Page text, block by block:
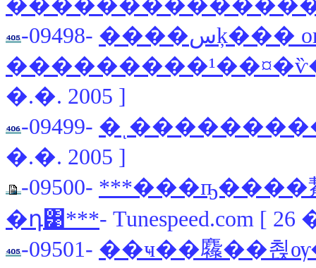
-09498- ����سķ��� or
�.�. 2005 ]
-09499-
�.�. 2005 ]
-09500- ***���ҧ����觢
�դ͹***- Tunespeed.com [
-09501- ��ҹ��䴪��